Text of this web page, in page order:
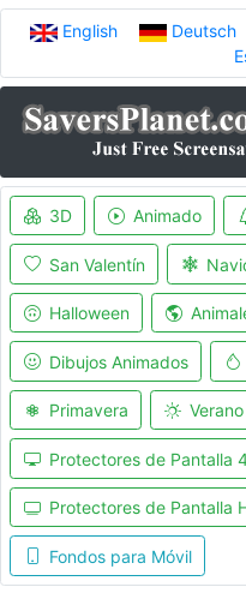
English Deutsch
3D Animado
San Valentín
Halloween
Dibujos Animados
Primavera Verano
Protectores de Pantalla
Protectores de Pantalla
Fondos para Móvil